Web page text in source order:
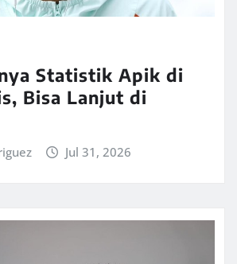
Statistik Apik di
Bisa Lanjut di
Jul 31, 2026